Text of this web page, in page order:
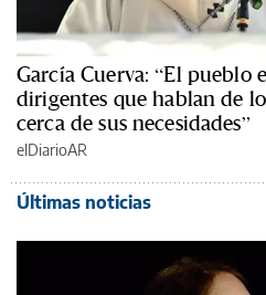
García Cuerva: “El pueblo
dirigentes que hablan de
cerca de sus necesidades”
elDiarioAR
Últimas noticias